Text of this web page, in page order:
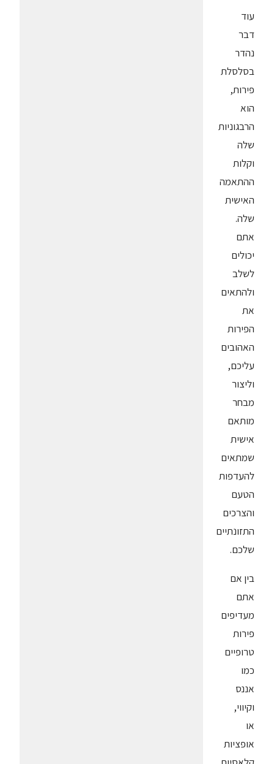
עוד
דבר
נהדר
בסלסלת
פירות,
הוא
הרבגוניות
שלה
וקלות
ההתאמה
האישית
שלה.
אתם
יכולים
לשלב
ולהתאים
את
הפירות
האהובים
עליכם,
וליצור
מבחר
מותאם
אישית
שמתאים
להעדפות
הטעם
והצרכים
התזונתיים
שלכם.
בין אם
אתם
מעדיפים
פירות
טרופיים
כמו
אננס
וקיווי,
או
אופציות